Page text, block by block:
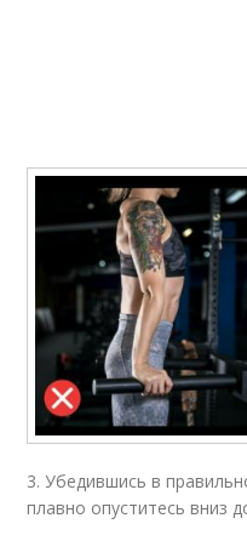
3. Убедившись в
плавно опуститесь вниз